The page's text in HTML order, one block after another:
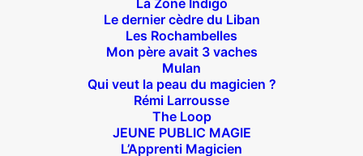
La Zone Indigo
Le dernier cèdre du Liban
Les Rochambelles
Mon père avait 3 vaches
Mulan
Qui veut la peau du magicien ?
Rémi Larrousse
The Loop
JEUNE PUBLIC MAGIE
L’Apprenti Magicien
Théâtre des Béliers Parisiens
14 bis rue Sainte Isaure 75018 Paris
Joffrin / Simplon – Loc : 01 42 62 35 00